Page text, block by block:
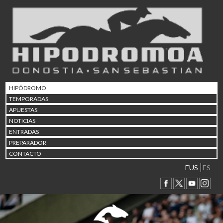
HIPÓDROMO
TEMPORADAS
APUESTAS
NOTICIAS
ENTRADAS
PREPARADOR
CONTACTO
EUS ES
02/08 17:30 Abuztuaren 2a / 2 de
Abuztuaren 9a / 9 de
12/08 12:08 Abuztaren 12a / 12 de
15/08 17:05 Abuztuaren 15a / 15 de
23/08 17:30 Abuztuaren 23a / 23 de
30/08 17:30 Abuztuaren 30a / 30 de
02/09 11:15
06/09 17:30 Irailaren 6a / 6 de
Irailaren 13a / 13 de
30/09 11:30 Irailaren 30a / 30 de